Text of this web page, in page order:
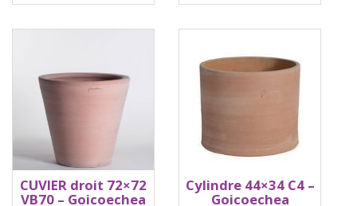
CUVIER droit 72×72
VB70 – Goicoechea
Cylindre 44×34 C4 –
Goicoechea